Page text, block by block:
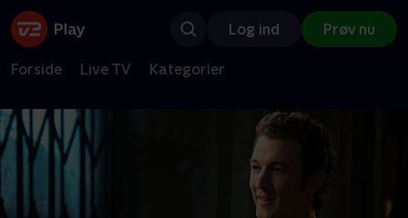
Log ind Prøv nu
Forside Live TV Kategorier